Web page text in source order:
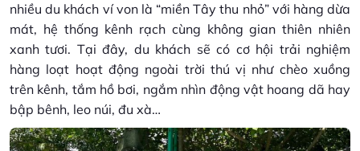
nhiều du khách ví von là “miền Tây thu nhỏ” với hàng dừa
mát, hệ thống kênh rạch cùng không gian thiên nhiên
xanh tươi. Tại đây, du khách sẽ có cơ hội trải nghiệm
hàng loạt hoạt động ngoài trời thú vị như chèo xuồng
trên kênh, tắm hồ bơi, ngắm nhìn động vật hoang dã hay
bập bênh, leo núi, đu xà…